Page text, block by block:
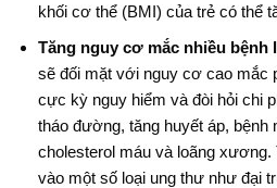
khối cơ thể (BMI) của trẻ có thể
Tăng nguy cơ mắc nhiều bệnh
sẽ đối mặt với nguy cơ cao mắc
cực kỳ nguy hiểm và đòi hỏi chi
tháo đường, tăng huyết áp, bệnh
cholesterol máu và loãng xương.
vào một số loại ung thư như đại